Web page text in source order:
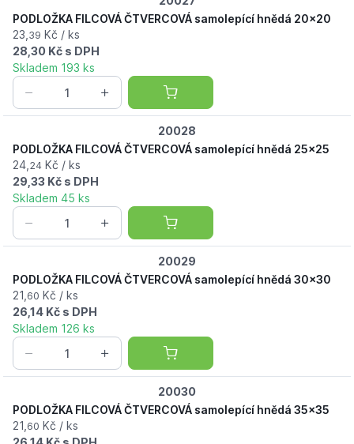
PODLOŽKA FILCOVÁ ČTVERCOVÁ samolepící hnědá 20x20
23, 39 Kč / ks
28,30 Kč s DPH
Skladem 193 ks
20028
PODLOŽKA FILCOVÁ ČTVERCOVÁ samolepící hnědá 25x25
24, 24 Kč / ks
29,33 Kč s DPH
Skladem 45 ks
20029
PODLOŽKA FILCOVÁ ČTVERCOVÁ samolepící hnědá 30x30
21, 60 Kč / ks
26,14 Kč s DPH
Skladem 126 ks
20030
PODLOŽKA FILCOVÁ ČTVERCOVÁ samolepící hnědá 35x35
21, 60 Kč / ks